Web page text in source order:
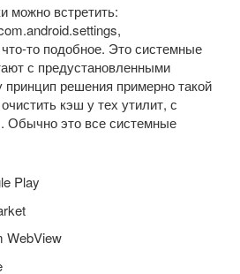
можно встретить:
то подобное. Это системные
с предустановленными
решения примерно такой
кэш у тех утилит, с
Обычно это все системные
Play
WebView